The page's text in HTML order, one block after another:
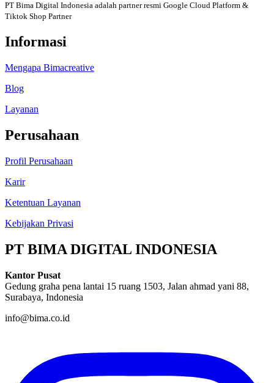
PT Bima Digital Indonesia adalah partner resmi Google Cloud Platform &
Tiktok Shop Partner
Informasi
Mengapa Bimacreative
Blog
Layanan
Perusahaan
Profil Perusahaan
Karir
Ketentuan Layanan
Kebijakan Privasi
PT BIMA DIGITAL INDONESIA
Kantor Pusat
Gedung graha pena lantai 15 ruang 1503, Jalan ahmad yani 88,
Surabaya, Indonesia
info@bima.co.id